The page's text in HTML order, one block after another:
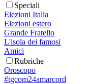
Speciali
Elezioni Italia
Elezioni estero
Grande Fratello
L'isola dei famosi
Amici
Rubriche
Oroscopo
#tgcom24amarcord